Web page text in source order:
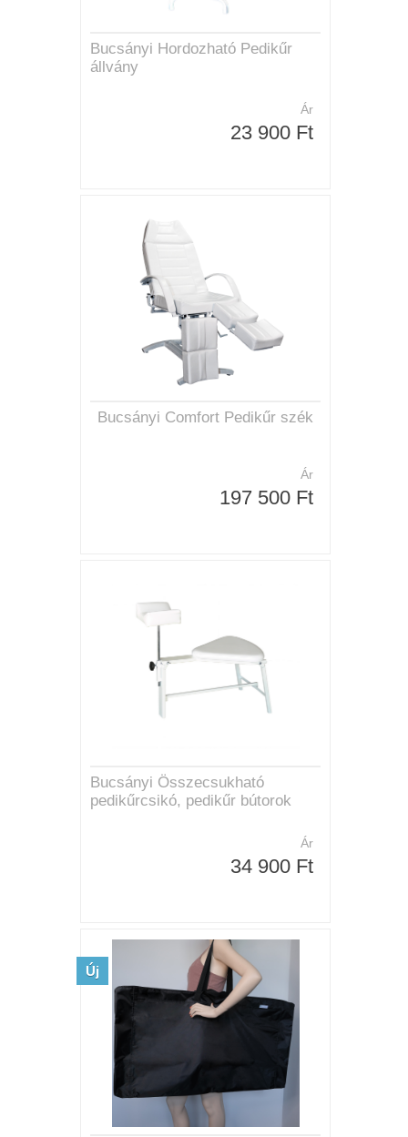
Bucsányi Hordozható Pedikűr
állvány
Ár
23 900 Ft
Bucsányi Comfort Pedikűr szék
Ár
197 500 Ft
Bucsányi Összecsukható
pedikűrcsikó, pedikűr bútorok
Ár
34 900 Ft
Új